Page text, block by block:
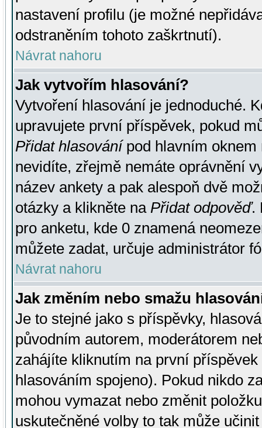
nastavení profilu (je možné
odstraněním tohoto zaškrtnutí).
Návrat nahoru
Jak vytvořím hlasování?
Vytvoření hlasování je jednoduché.
upravujete první příspěvek, pokud
Přidat hlasovánípod hlavním oknem
nevidíte, zřejmě nemáte oprávnění
název ankety a pak alespoň dvě
otázky a klikněte na Přidat odpověď.
pro anketu, kde 0 znamená
můžete zadat, určuje administrátor
Návrat nahoru
Jak změním nebo smažu
Je to stejné jako s příspěvky,
původním autorem, moderátorem
zahájíte kliknutím na první
hlasováním spojeno). Pokud nikdo
mohou vymazat nebo změnit
uskutečněné volby to tak může